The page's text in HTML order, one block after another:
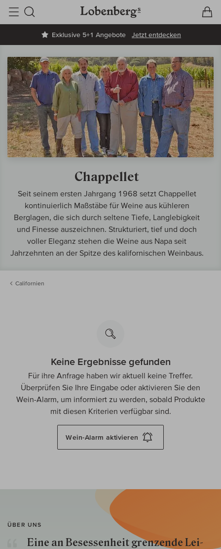
Exklusive 5+1 Angebote Jetzt entdecken
Suche
Chappellet
Seit seinem ersten Jahrgang 1968 setzt Chappellet
kontinuierlich Maßstäbe für Weine aus kühleren
Berglagen, die sich durch seltene Tiefe, Langlebigkeit
und Finesse auszeichnen. Strukturiert, tief und doch
voller Eleganz stehen die Weine aus Napa seit
Jahrzehnten an der Spitze des kalifornischen Weinbaus.
Californien
Keine Ergebnisse gefunden
Für ihre Anfrage haben wir aktuell keine Treffer.
Überprüfen Sie Ihre Eingabe oder aktivieren Sie den
Wein-Alarm, um informiert zu werden, sobald Produkte
mit diesen Kriterien verfügbar sind.
Wein-Alarm aktivieren
ÜBER UNS
Eine an Besessenheit gren­zende Lei­